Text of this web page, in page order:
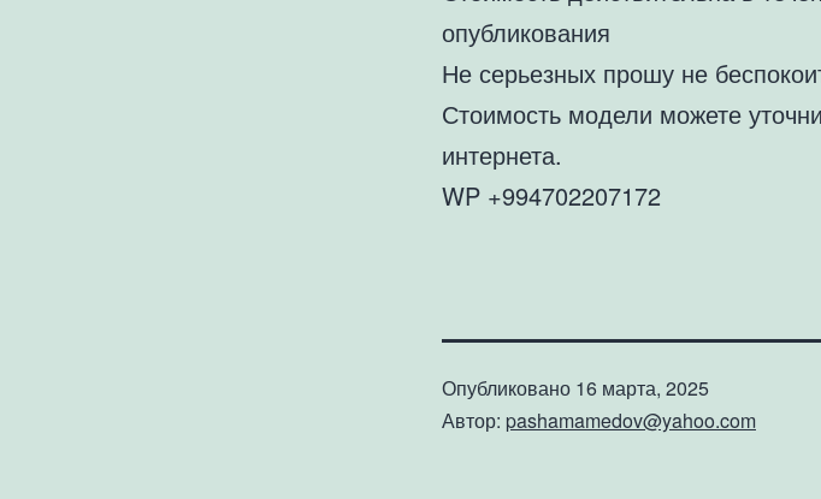
опубликования
Не серьезных прошу не
Стоимость модели можете
интернета.
WP +994702207172
Опубликовано 16 марта, 2025
Автор: pashamamedov@yahoo.com